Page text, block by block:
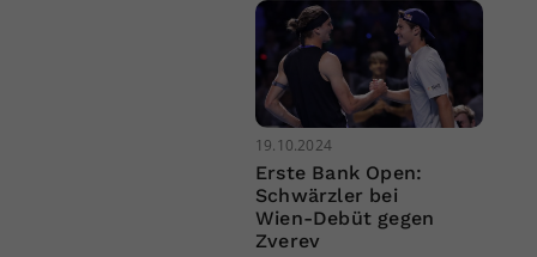
19.10.2024
Erste Bank Open:
Schwärzler bei
Wien-Debüt gegen
Zverev